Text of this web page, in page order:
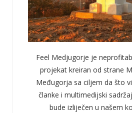
Feel Medjugorje je
projekat kreiran od strane
Međugorja sa ciljem da što
članke i multimedijski
bude izliječen u našem